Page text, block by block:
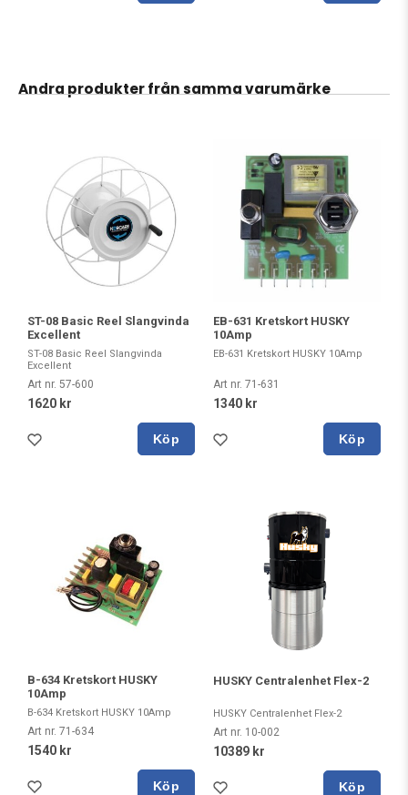
Andra produkter från samma varumärke
ST-08 Basic Reel Slangvinda
Excellent
ST-08 Basic Reel Slangvinda
Excellent
Art nr. 57-600
1620 kr
Köp
EB-631 Kretskort HUSKY
10Amp
EB-631 Kretskort HUSKY 10Amp
Art nr. 71-631
1340 kr
Köp
B-634 Kretskort HUSKY
10Amp
B-634 Kretskort HUSKY 10Amp
Art nr. 71-634
1540 kr
Köp
HUSKY Centralenhet Flex-2
HUSKY Centralenhet Flex-2
Art nr. 10-002
10389 kr
Köp